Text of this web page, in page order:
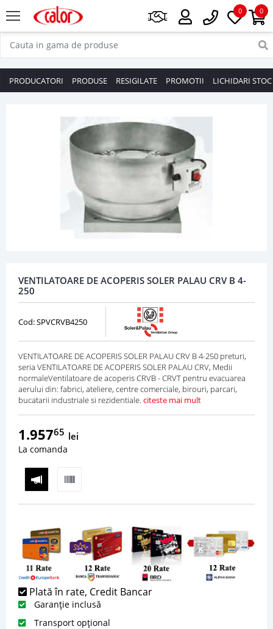
0
0
PRODUCATORI PRODUSE RESIGILATE PROMOTII LICHIDARI STOC
VENTILATOARE DE ACOPERIS SOLER PALAU CRV B 4-
250
Cod: SPVCRVB4250
VENTILATOARE DE ACOPERIS SOLER PALAU CRV B 4-250 preturi,
seria VENTILATOARE DE ACOPERIS SOLER PALAU CRV, Medii
normaleVentilatoare de acoperis CRVB - CRVT pentru evacuarea
aerului din: fabrici, ateliere, centre comerciale, birouri, parcari,
bucatarii industriale si rezidentiale. citeste mai mult
1.95765 lei
La comanda
Plată în rate, Credit Bancar
Garanție inclusă
Transport opțional